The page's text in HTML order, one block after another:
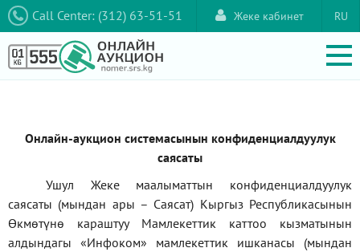
Call Center: (312) 63-51-51 RU
Жеке кабинет
Онлайн-аукцион системасынын конфиденциалдуулук
саясаты
Ушул Жеке маалыматтын конфиденциалдуулук
саясаты (мындан ары – Саясат) Кыргыз Республикасынын
Өкмөтүнө караштуу Мамлекеттик каттоо кызматынын
алдындагы «Инфоком» мамлекеттик ишканасы (мындан